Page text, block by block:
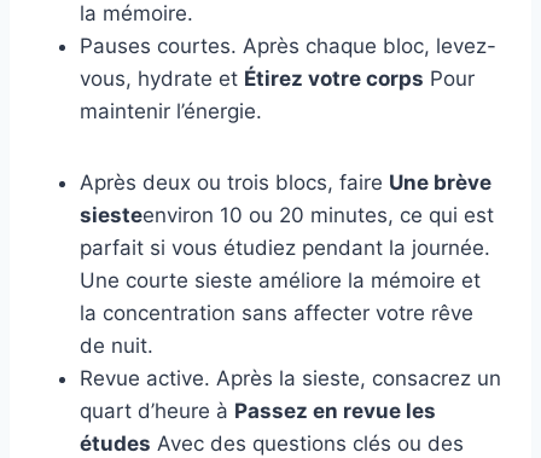
la mémoire.
Pauses courtes. Après chaque bloc, levez-
vous, hydrate et Étirez votre corps Pour
maintenir l’énergie.
Après deux ou trois blocs, faire Une brève
siesteenviron 10 ou 20 minutes, ce qui est
parfait si vous étudiez pendant la journée.
Une courte sieste améliore la mémoire et
la concentration sans affecter votre rêve
de nuit.
Revue active. Après la sieste, consacrez un
quart d’heure à Passez en revue les
études Avec des questions clés ou des